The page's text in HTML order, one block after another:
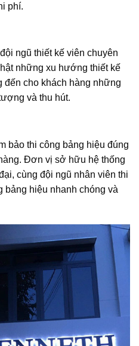
phí.
ngũ thiết kế viên chuyên
những xu hướng thiết kế
đến cho khách hàng những
và thu hút.
bảo thi công bảng hiệu đúng
Đơn vị sở hữu hệ thống
cùng đội ngũ nhân viên thi
bảng hiệu nhanh chóng và